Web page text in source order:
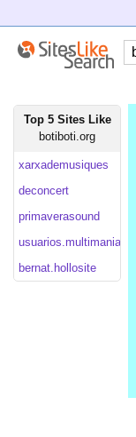
Top 5 Sites Like
botiboti.org
xarxademusiques
deconcert
primaverasound
usuarios.multimania
bernat.hollosite